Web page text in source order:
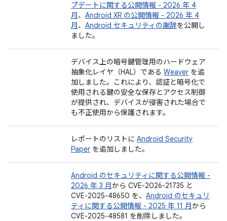
プデートに関する公開情報 - 2026 年 4
月、 Android XR の公開情報 - 2026 年 4
月、 Android セキュリティの謝辞を公開し
ました。
デバイス上の暗号鍵管理用のハードウェア
抽象化レイヤ（HAL）である Weaver を追
加しました。これにより、認証と暗号化で
使用される鍵の安全な保存とアクセス制御
が提供され、デバイスが侵害された場合で
も不正使用から保護されます。
レポートのリストに Android Security
Paper を追加しました。
Android のセキュリティに関する公開情報 -
2026 年 3 月から CVE-2026-21735 と
CVE-2025-48650 を、 Android のセキュリ
ティに関する公開情報 - 2025 年 11 月から
CVE-2025-48581 を削除しました。